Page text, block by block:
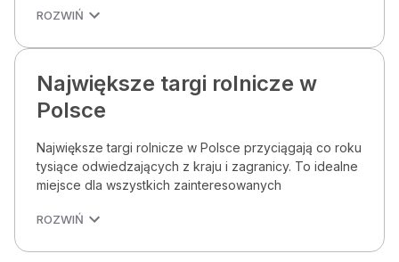
ROZWIŃ
Największe targi rolnicze w
Polsce
Największe targi rolnicze w Polsce przyciągają co roku
tysiące odwiedzających z kraju i zagranicy. To idealne
miejsce dla wszystkich zainteresowanych
ROZWIŃ